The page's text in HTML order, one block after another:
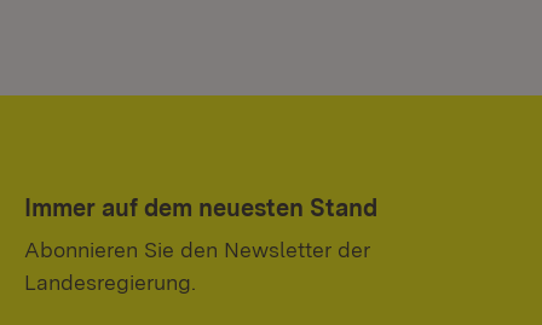
Immer auf dem neuesten Stand
Abonnieren Sie den Newsletter der
Landesregierung.